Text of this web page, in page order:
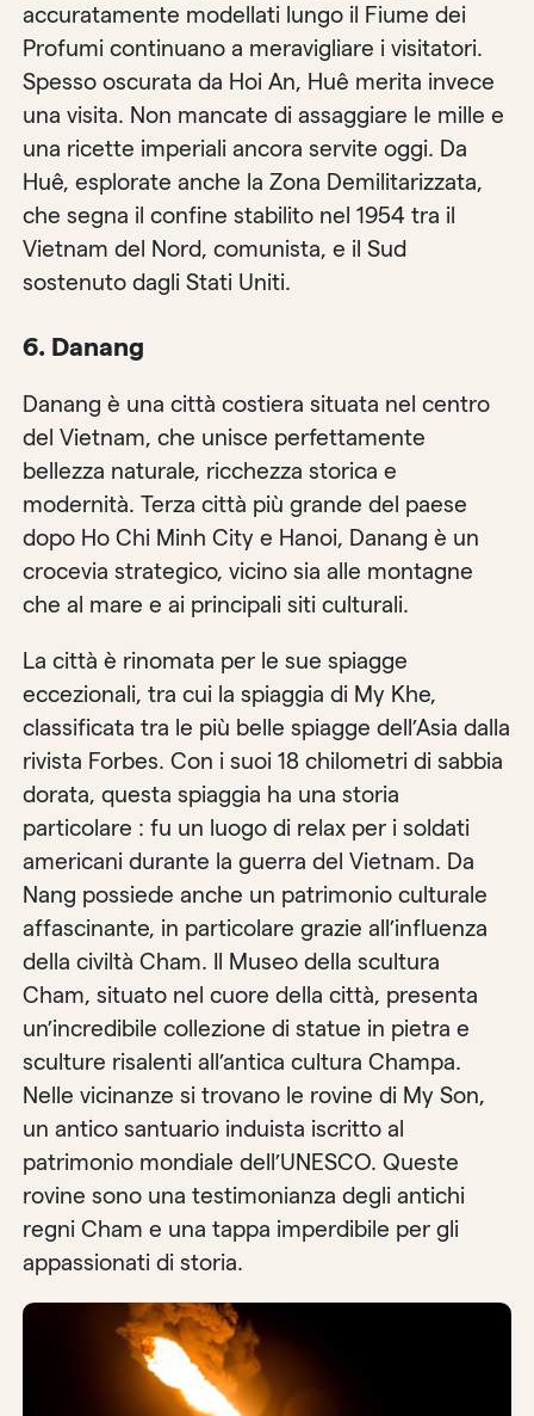
accuratamente modellati lungo il Fiume dei
Profumi continuano a meravigliare i visitatori.
Spesso oscurata da Hoi An, Huê merita invece
una visita. Non mancate di assaggiare le mille e
una ricette imperiali ancora servite oggi. Da
Huê, esplorate anche la Zona Demilitarizzata,
che segna il confine stabilito nel 1954 tra il
Vietnam del Nord, comunista, e il Sud
sostenuto dagli Stati Uniti.
6. Danang
Danang è una città costiera situata nel centro
del Vietnam, che unisce perfettamente
bellezza naturale, ricchezza storica e
modernità. Terza città più grande del paese
dopo Ho Chi Minh City e Hanoi, Danang è un
crocevia strategico, vicino sia alle montagne
che al mare e ai principali siti culturali.
La città è rinomata per le sue spiagge
eccezionali, tra cui la spiaggia di My Khe,
classificata tra le più belle spiagge dell’Asia dalla
rivista Forbes. Con i suoi 18 chilometri di sabbia
dorata, questa spiaggia ha una storia
particolare : fu un luogo di relax per i soldati
americani durante la guerra del Vietnam. Da
Nang possiede anche un patrimonio culturale
affascinante, in particolare grazie all’influenza
della civiltà Cham. Il Museo della scultura
Cham, situato nel cuore della città, presenta
un’incredibile collezione di statue in pietra e
sculture risalenti all’antica cultura Champa.
Nelle vicinanze si trovano le rovine di My Son,
un antico santuario induista iscritto al
patrimonio mondiale dell’UNESCO. Queste
rovine sono una testimonianza degli antichi
regni Cham e una tappa imperdibile per gli
appassionati di storia.